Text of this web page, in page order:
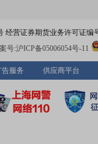
营证券期货业务许可证编
号:沪ICP备05006054号-11
告服务 供应商平台